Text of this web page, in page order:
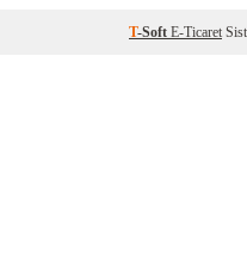
T-Soft E-Ticaret